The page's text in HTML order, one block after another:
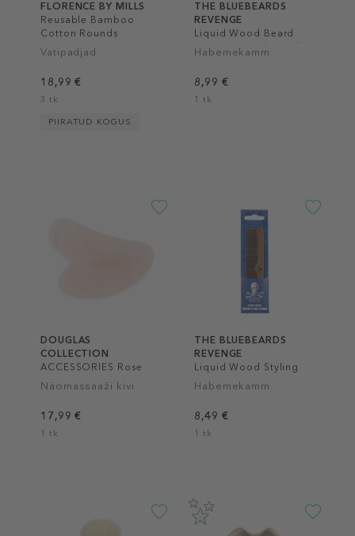
FLORENCE BY MILLS
Reusable Bamboo
Cotton Rounds
Vatipadjad
18,99 €
3 tk
PIIRATUD KOGUS
THE BLUEBEARDS
REVENGE
Liquid Wood Beard
and Mo' Comb Small
Habemekamm
8,99 €
1 tk
DOUGLAS
COLLECTION
ACCESSORIES Rose
Quartz Gua Sha
Näomassaaži kivi
17,99 €
1 tk
THE BLUEBEARDS
REVENGE
Liquid Wood Styling
Comb
Habemekamm
8,49 €
1 tk